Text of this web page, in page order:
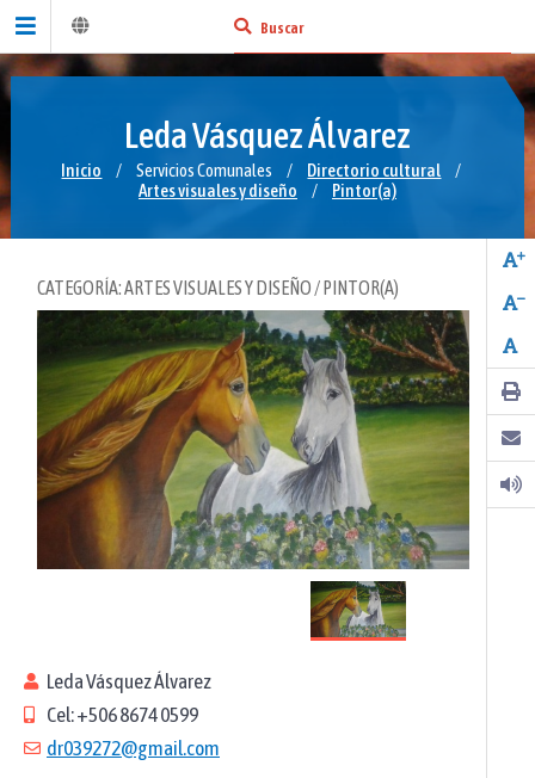
Leda Vásquez Álvarez
Inicio / Servicios Comunales / Directorio cultural
/
Artes visuales y diseño
/ Pintor(a)
CATEGORÍA: ARTES VISUALES Y DISEÑO / PINTOR(A)
Leda Vásquez Álvarez
Cel: +506 8674 0599
dr039272@gmail.com